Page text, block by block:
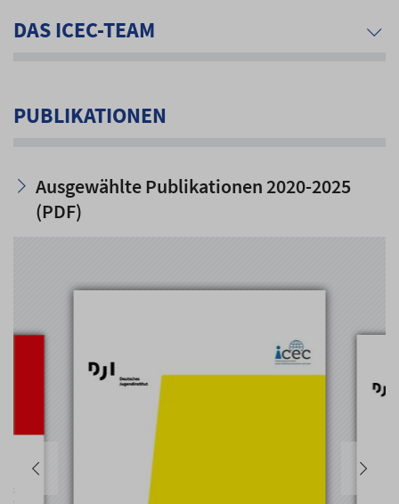
DAS ICEC-TEAM
PUBLIKATIONEN
Ausgewählte Publikationen 2020-2025
(PDF)